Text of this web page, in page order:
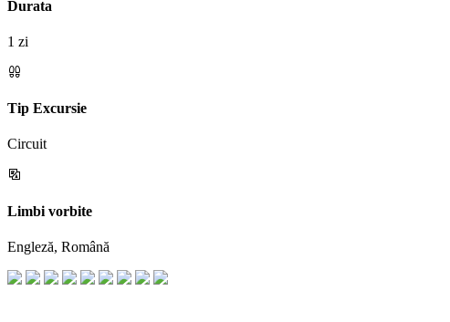
Durata
1 zi
Tip Excursie
Circuit
Limbi vorbite
Engleză, Română